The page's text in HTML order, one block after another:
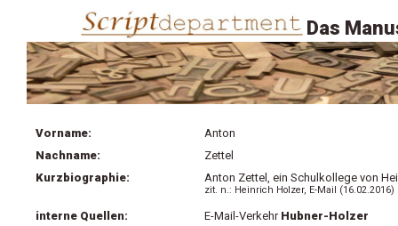
Das
Vorname:
Anton
Nachname:
Zettel
Kurzbiographie:
Anton Zettel, ein Schulkollege von
zit. n.: Heinrich Holzer, E-Mail (16.02.2016)
interne Quellen: E-Mail-Verkehr Hubner-Holzer